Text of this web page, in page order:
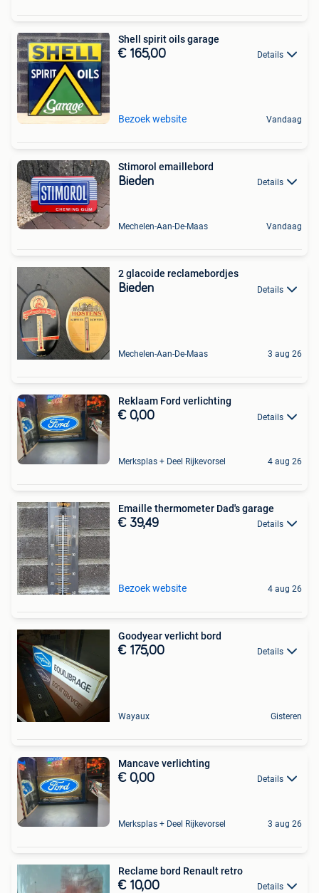
Shell spirit oils garage
€ 165,00 Details
Bezoek website Vandaag
Stimorol emaillebord
Bieden Details
Mechelen-Aan-De-Maas Vandaag
2 glacoide reclamebordjes
Bieden Details
Mechelen-Aan-De-Maas 3 aug 26
Reklaam Ford verlichting
€ 0,00 Details
Merksplas + Deel Rijkevorsel 4 aug 26
Emaille thermometer Dad's garage
€ 39,49 Details
Bezoek website 4 aug 26
Goodyear verlicht bord
€ 175,00 Details
Wayaux Gisteren
Mancave verlichting
€ 0,00 Details
Merksplas + Deel Rijkevorsel 3 aug 26
Reclame bord Renault retro
€ 10,00 Details